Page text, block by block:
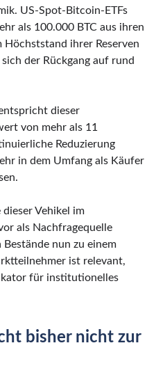
US-Spot-Bitcoin-ETFs
als 100.000 BTC aus ihren
Höchststand ihrer Reserven
der Rückgang auf rund
dieser
von mehr als 11
Reduzierung
in dem Umfang als Käufer
Vehikel im
als Nachfragequelle
nun zu einem
ist relevant,
für institutionelles
bisher nicht zur